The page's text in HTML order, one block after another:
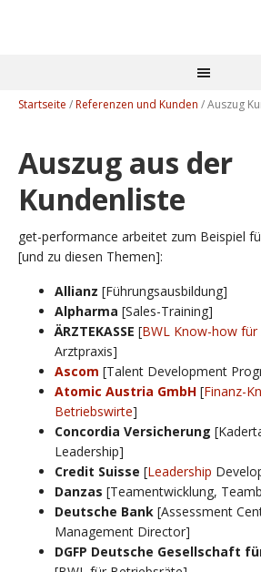
Startseite /Referenzen und Kunden /Auszug
Auszug aus der
Kundenliste
get-performance arbeitet zum Beispiel
[und zu diesen Themen]:
Allianz [Führungsausbildung]
Alpharma [Sales-Training]
ÄRZTEKASSE [BWL Know-how für
Arztpraxis]
Ascom [Talent Development
Atomic Austria GmbH [Finanz-
Betriebswirte]
Concordia Versicherung
Leadership]
Credit Suisse [Leadership
Danzas [Teamentwicklung,
Deutsche Bank [Assessment
Management Director]
DGFP Deutsche Gesellschaft